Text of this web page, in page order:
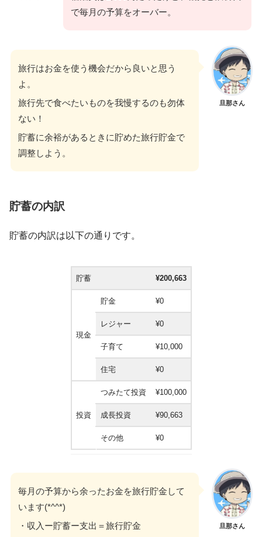
で毎月の予算をオーバー。
旦那さん
旅行はお金を使う機会だから良いと思う
よ。
旅行先で食べたいものを我慢するのも勿体
ない！
貯蓄に余裕があるときに貯めた旅行貯金で
調整しよう。
貯蓄の内訳
貯蓄の内訳は以下の通りです。
貯蓄 ¥200,663
現金
貯金 ¥0
レジャー ¥0
子育て ¥10,000
住宅 ¥0
投資
つみたて投資 ¥100,000
成長投資 ¥90,663
その他 ¥0
旦那さん
毎月の予算から余ったお金を旅行貯金して
います(*^^*)
・収入ー貯蓄ー支出＝旅行貯金